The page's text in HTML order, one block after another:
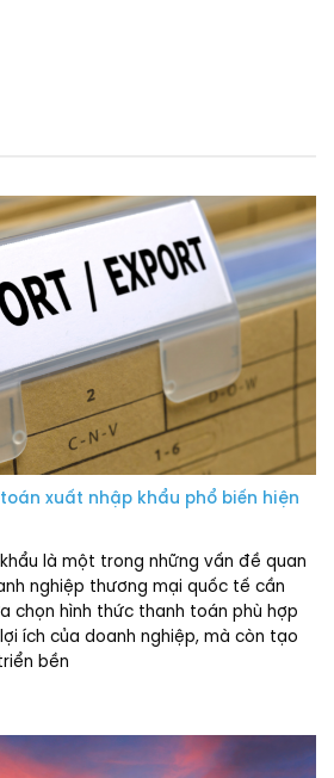
xuất nhập khẩu phổ biến hiện
là một trong những vấn đề quan
nghiệp thương mại quốc tế cần
chọn hình thức thanh toán phù hợp
ích của doanh nghiệp, mà còn tạo
bền